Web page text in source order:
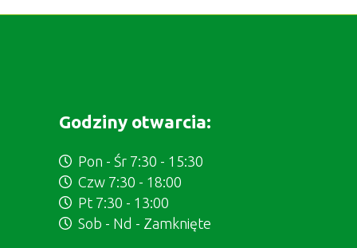
Godziny otwarcia:
Pon - Śr 7:30 - 15:30
Czw 7:30 - 18:00
Pt 7:30 - 13:00
Sob - Nd - Zamknięte